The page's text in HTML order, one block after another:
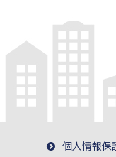
個人情報保